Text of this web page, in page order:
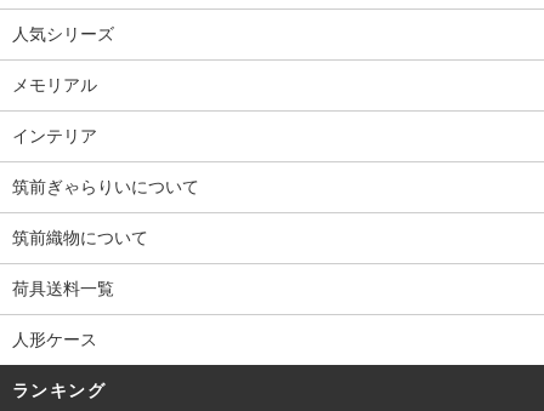
人気シリーズ
メモリアル
インテリア
筑前ぎゃらりいについて
筑前織物について
荷具送料一覧
人形ケース
ランキング